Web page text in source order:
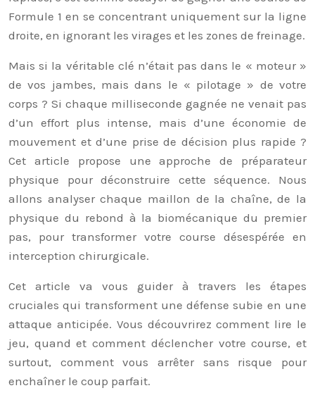
Formule 1 en se concentrant uniquement sur la ligne
droite, en ignorant les virages et les zones de freinage.
Mais si la véritable clé n’était pas dans le « moteur »
de vos jambes, mais dans le « pilotage » de votre
corps ? Si chaque milliseconde gagnée ne venait pas
d’un effort plus intense, mais d’une économie de
mouvement et d’une prise de décision plus rapide ?
Cet article propose une approche de préparateur
physique pour déconstruire cette séquence. Nous
allons analyser chaque maillon de la chaîne, de la
physique du rebond à la biomécanique du premier
pas, pour transformer votre course désespérée en
interception chirurgicale.
Cet article va vous guider à travers les étapes
cruciales qui transforment une défense subie en une
attaque anticipée. Vous découvrirez comment lire le
jeu, quand et comment déclencher votre course, et
surtout, comment vous arrêter sans risque pour
enchaîner le coup parfait.